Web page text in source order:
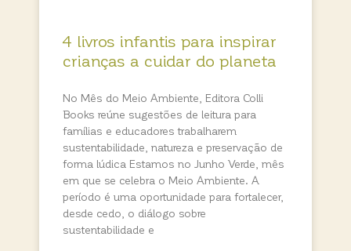
4 livros infantis para inspirar
crianças a cuidar do planeta
No Mês do Meio Ambiente, Editora Colli
Books reúne sugestões de leitura para
famílias e educadores trabalharem
sustentabilidade, natureza e preservação de
forma lúdica Estamos no Junho Verde, mês
em que se celebra o Meio Ambiente. A
período é uma oportunidade para fortalecer,
desde cedo, o diálogo sobre
sustentabilidade e